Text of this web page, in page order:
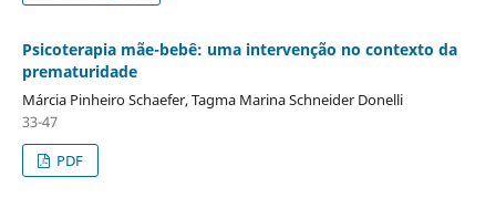
Psicoterapia mãe-bebê: uma intervenção no contexto da
prematuridade
Márcia Pinheiro Schaefer, Tagma Marina Schneider Donelli
33-47
PDF